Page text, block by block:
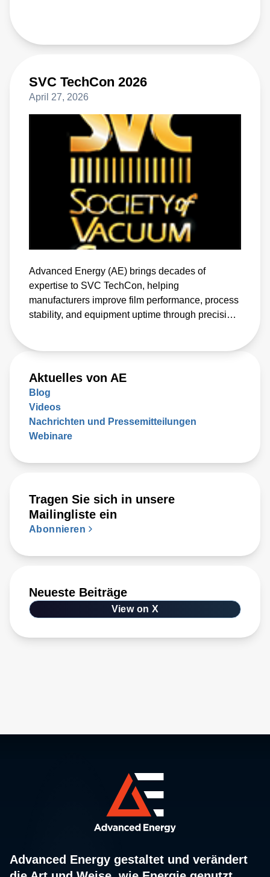
SVC TechCon 2026
April 27, 2026
Advanced Energy (AE) brings decades of
expertise to SVC TechCon, helping
manufacturers improve film performance, process
stability, and equipment uptime through precision
Aktuelles von AE
Blog
Videos
Nachrichten und Pressemitteilungen
Webinare
Tragen Sie sich in unsere
Mailingliste ein
Abonnieren
Neueste Beiträge
View on X
Advanced Energy gestaltet und verändert